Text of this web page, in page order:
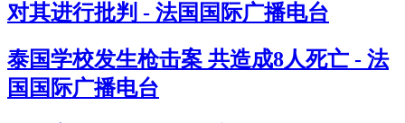
对其进行批判 - 法国国际广播电台
泰国学校发生枪击案 共造成8人死亡 - 法
国国际广播电台